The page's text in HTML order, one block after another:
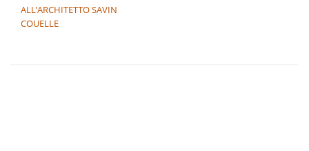
ALL’ARCHITETTO SAVIN
COUELLE